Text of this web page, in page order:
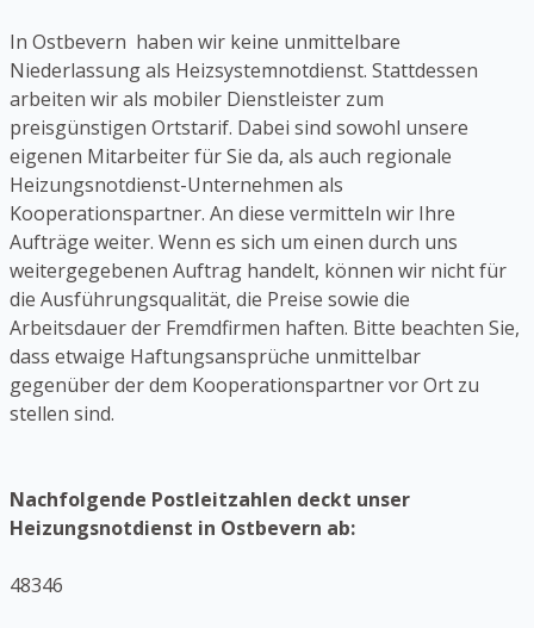
In Ostbevern haben wir keine unmittelbare
Niederlassung als Heizsystemnotdienst. Stattdessen
arbeiten wir als mobiler Dienstleister zum
preisgünstigen Ortstarif. Dabei sind sowohl unsere
eigenen Mitarbeiter für Sie da, als auch regionale
Heizungsnotdienst-Unternehmen als
Kooperationspartner. An diese vermitteln wir Ihre
Aufträge weiter. Wenn es sich um einen durch uns
weitergegebenen Auftrag handelt, können wir nicht für
die Ausführungsqualität, die Preise sowie die
Arbeitsdauer der Fremdfirmen haften. Bitte beachten Sie,
dass etwaige Haftungsansprüche unmittelbar
gegenüber der dem Kooperationspartner vor Ort zu
stellen sind.
Nachfolgende Postleitzahlen deckt unser
Heizungsnotdienst in Ostbevern ab:
48346